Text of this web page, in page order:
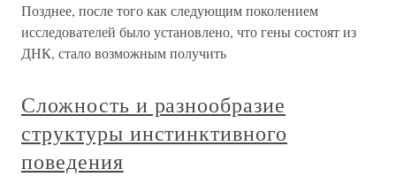
Позднее, после того как следующим поколением
исследователей было установлено, что гены состоят из
ДНК, стало возможным получить
Сложность и разнообразие
структуры инстинктивного
поведения